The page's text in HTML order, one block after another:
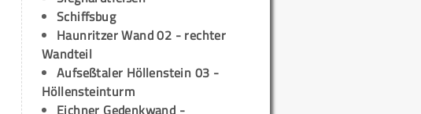
Schiffsbug
Haunritzer Wand 02 - rechter
Wandteil
Aufseßtaler Höllenstein 03 -
Höllensteinturm